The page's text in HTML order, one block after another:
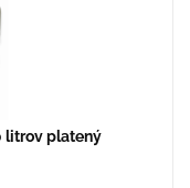
litrov platený